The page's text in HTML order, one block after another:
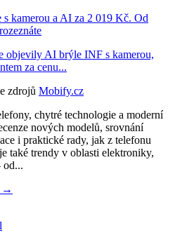
kamerou a AI za 2 019 Kč. Od
objevily AI brýle INF s kamerou,
za cenu...
zdrojů Mobify.cz
chytré technologie a moderní
nových modelů, srovnání
i praktické rady, jak z telefonu
také trendy v oblasti elektroniky,
od...
→